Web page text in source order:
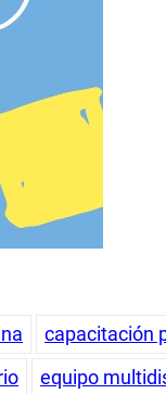
capacitación
equipo